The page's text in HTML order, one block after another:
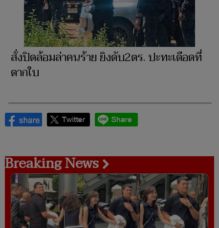
สั่งปิดล้อมล่าคนร้าย ยิงดับ2ตร. ปะทะเดือดที่
ตากใบ
Breaking News